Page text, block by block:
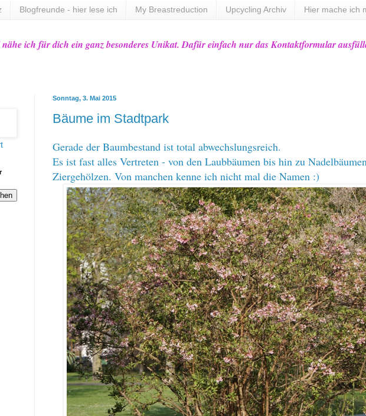
Blogfreunde - hier lese ich My Breastreduction Upcycling Archiv Hier mache ich
ich für dich ein ganz besonderes Unikat. Dafür einfach nur das Kontaktformular
Sonntag, 3. Mai 2015
Bäume im Stadtpark
Gerade der Baumbestand ist total abwechslungsreich.
Es ist fast alles Vertreten - von den Laubbäumen bis hin zu
Ziergehölzen. Von manchen kenne ich nicht mal die Namen :)